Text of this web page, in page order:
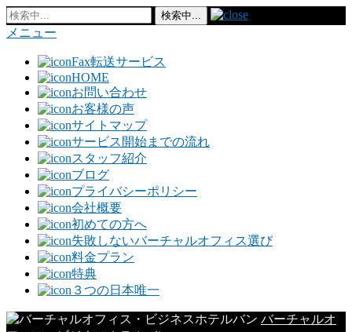
メニュー
Fax転送サービス
HOME
お問い合わせ
お客様の声
サイトマップ
サービス開始までの流れ
スタッフ紹介
ブログ
プライバシーポリシー
会社概要
初めての方へ
失敗しないバーチャルオフィス選び
料金プラン
特典
３つの日本唯一
バーチャルオ